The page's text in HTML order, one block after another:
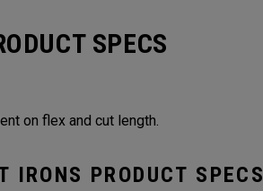
SPECS
on flex and cut length.
PRODUCT SPECS